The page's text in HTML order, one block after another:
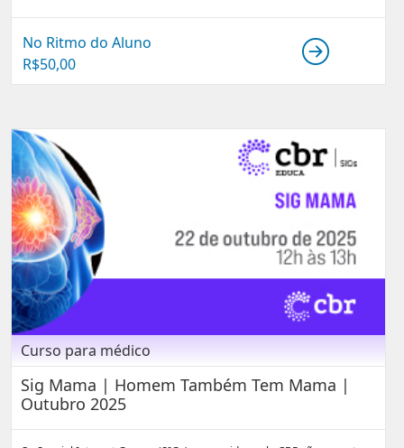
No Ritmo do Aluno
R$50,00
Curso para médico
Sig Mama | Homem Também Tem Mama |
Outubro 2025